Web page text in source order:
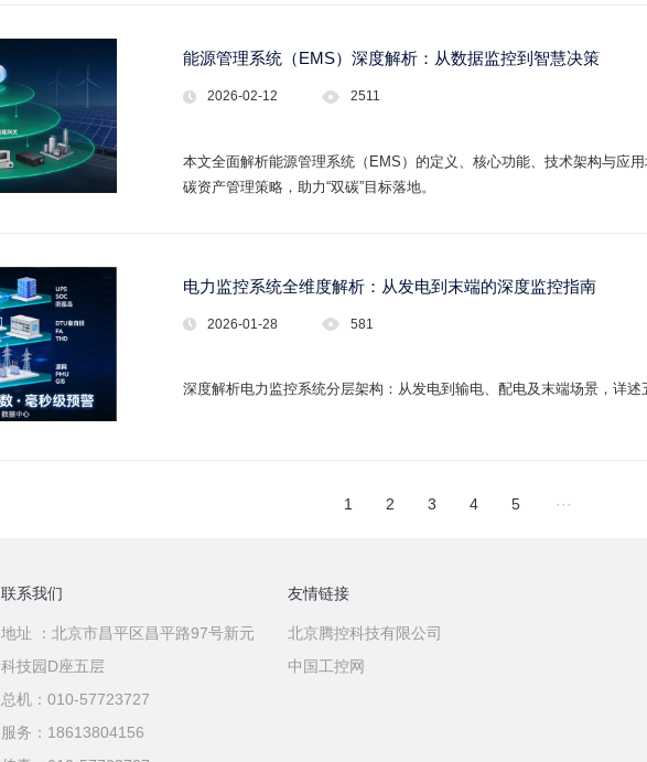
能源管理系统（EMS）深度解析：从数据监控到智慧决策
2026-02-12 2511
本文全面解析能源管理系统（EMS）的定义、核心功能、技术架构与应
碳资产管理策略，助力“双碳”目标落地。
电力监控系统全维度解析：从发电到末端的深度监控指南
2026-01-28 581
深度解析电力监控系统分层架构：从发电到输电、配电及末端场景，详
1 2 3 4 5 ···
联系我们
地址 ：北京市昌平区昌平路97号新元
科技园D座五层
总机：010-57723727
服务：18613804156
友情链接
北京腾控科技有限公司
中国工控网